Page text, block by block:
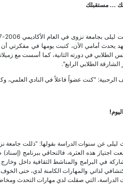
... مستقبلك
يحدث أمامي الآن، كتبت يومها في مفكرتي
الطلابي في دورته الثانية، كما أسست مع
الشارقة الطلابي الرابع".
الرحبية: "كنت عضواً فاعلاً في النادي العلمي،
ليلى عن سنوات الدراسة بقولها: "ذللت جامعة
اجتياز هذه العثرة، فالتحاقي ببرنامج
في البرامج والمناشط الثقافية داخل
لذاتي والمهارات الكامنة لدي، حتى
الدراسة، التي صقلت لدي مهارات التحدث